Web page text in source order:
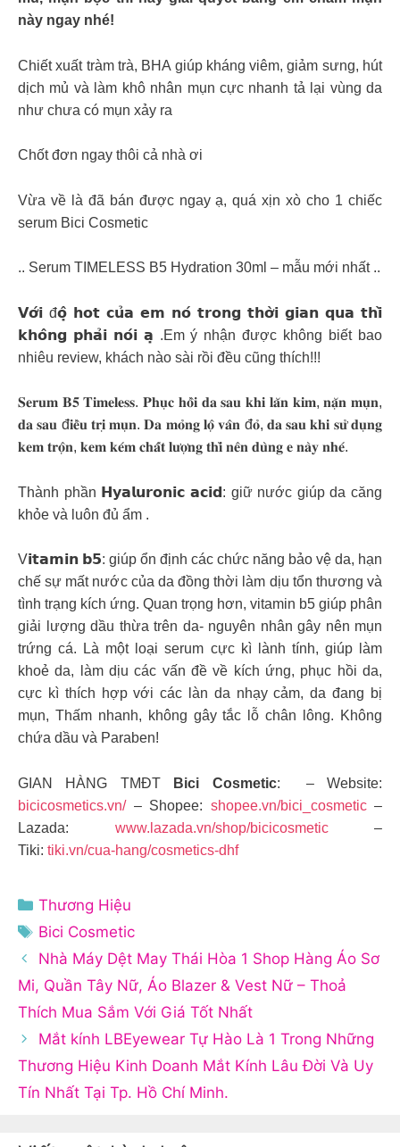
này ngay nhé!
Chiết xuất tràm trà, BHA giúp kháng viêm, giảm sưng, hút
dịch mủ và làm khô nhân mụn cực nhanh tả lại vùng da
như chưa có mụn xảy ra
Chốt đơn ngay thôi cả nhà ơi
Vừa về là đã bán được ngay ạ, quá xịn xò cho 1 chiếc
serum Bici Cosmetic
.. Serum TIMELESS B5 Hydration 30ml – mẫu mới nhất ..
𝗩𝗼̛́𝗶 đ𝗼̣̂ 𝗵𝗼𝘁 𝗰𝘂̉𝗮 𝗲𝗺 𝗻𝗼́ 𝘁𝗿𝗼𝗻𝗴 𝘁𝗵𝗼̛̀𝗶 𝗴𝗶𝗮𝗻 𝗾𝘂𝗮 𝘁𝗵𝗶̀
𝗸𝗵𝗼̂𝗻𝗴 𝗽𝗵𝗮̉𝗶 𝗻𝗼́𝗶 𝗮̣ .Em ý nhận được không biết bao
nhiêu review, khách nào sài rồi đều cũng thích!!!
𝐒𝐞𝐫𝐮𝐦 𝐁𝟓 𝐓𝐢𝐦𝐞𝐥𝐞𝐬𝐬. 𝐏𝐡𝐮̣𝐜 𝐡𝐨̂̀𝐢 𝐝𝐚 𝐬𝐚𝐮 𝐤𝐡𝐢 𝐥𝐚̆𝐧 𝐤𝐢𝐦, 𝐧𝐚̣̆𝐧 𝐦𝐮̣𝐧,
𝐝𝐚 𝐬𝐚𝐮 đ𝐢𝐞̂̀𝐮 𝐭𝐫𝐢̣ 𝐦𝐮̣𝐧. 𝐃𝐚 𝐦𝐨̉𝐧𝐠 𝐥𝐨̣̂ 𝐯𝐚̂𝐧 đ𝐨̉, 𝐝𝐚 𝐬𝐚𝐮 𝐤𝐡𝐢 𝐬𝐮̛̉ 𝐝𝐮̣𝐧𝐠
𝐤𝐞𝐦 𝐭𝐫𝐨̣̂𝐧, 𝐤𝐞𝐦 𝐤𝐞́𝐦 𝐜𝐡𝐚̂́𝐭 𝐥𝐮̛𝐨̛̣𝐧𝐠 𝐭𝐡𝐢̀ 𝐧𝐞̂𝐧 𝐝𝐮̀𝐧𝐠 𝐞 𝐧𝐚̀𝐲 𝐧𝐡𝐞́.
Thành phần 𝗛𝘆𝗮𝗹𝘂𝗿𝗼𝗻𝗶𝗰 𝗮𝗰𝗶𝗱: giữ nước giúp da căng
khỏe và luôn đủ ẩm .
V𝗶𝘁𝗮𝗺𝗶𝗻 𝗯𝟱: giúp ổn định các chức năng bảo vệ da, hạn
chế sự mất nước của da đồng thời làm dịu tổn thương và
tình trạng kích ứng. Quan trọng hơn, vitamin b5 giúp phân
giải lượng dầu thừa trên da- nguyên nhân gây nên mụn
trứng cá. Là một loại serum cực kì lành tính, giúp làm
khoẻ da, làm dịu các vấn đề về kích ứng, phục hồi da,
cực kì thích hợp với các làn da nhạy cảm, da đang bị
mụn, Thấm nhanh, không gây tắc lỗ chân lông. Không
chứa dầu và Paraben!
GIAN HÀNG TMĐT Bici Cosmetic: – Website:
bicicosmetics.vn/– Shopee: shopee.vn/bici_cosmetic–
Lazada: www.lazada.vn/shop/bicicosmetic–
Tiki: tiki.vn/cua-hang/cosmetics-dhf
Danh
mục
Thương Hiệu
Thẻ
Bici Cosmetic
Nhà Máy Dệt May Thái Hòa 1 Shop Hàng Áo Sơ
Mi, Quần Tây Nữ, Áo Blazer & Vest Nữ – Thoả
Thích Mua Sắm Với Giá Tốt Nhất
Mắt kính LBEyewear Tự Hào Là 1 Trong Những
Thương Hiệu Kinh Doanh Mắt Kính Lâu Đời Và Uy
Tín Nhất Tại Tp. Hồ Chí Minh.